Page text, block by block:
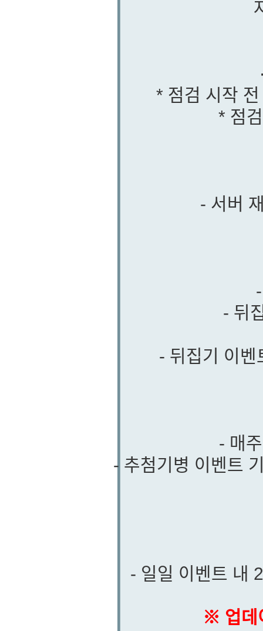
* 점검 시작
* 점
- 서버
- 뒤
- 뒤집기 이벤
- 매
- 추첨기병 이벤트
- 일일 이벤트 내
※ 업데